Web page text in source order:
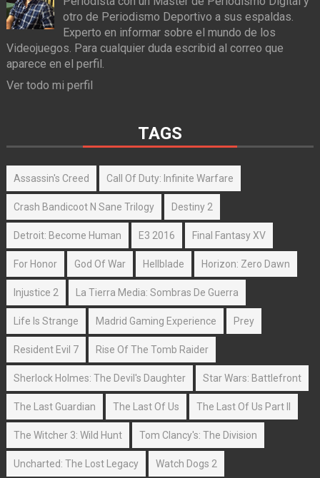
otro de Periodismo Deportivo a sus espaldas.
Experto en informar sobre el mundo de los
Videojuegos. Para cualquier duda escribid al correo que
aparece en el perfil.
Ver todo mi perfil
TAGS
Assassin's Creed Call Of Duty: Infinite Warfare
Crash Bandicoot N Sane Trilogy Destiny 2
Detroit: Become Human E3 2016 Final Fantasy XV
For Honor God Of War Hellblade Horizon: Zero Dawn
Injustice 2 La Tierra Media: Sombras De Guerra
Life Is Strange Madrid Gaming Experience Prey
Resident Evil 7 Rise Of The Tomb Raider
Sherlock Holmes: The Devil's Daughter Star Wars: Battlefront
The Last Guardian The Last Of Us The Last Of Us Part II
The Witcher 3: Wild Hunt Tom Clancy's: The Division
Uncharted: The Lost Legacy Watch Dogs 2